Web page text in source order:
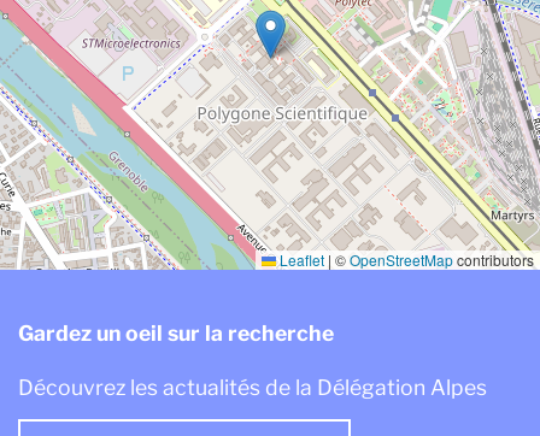
Leaflet | ©OpenStreetMapcontributors
Gardez un oeil sur la recherche
Découvrez les actualités de la Délégation Alpes